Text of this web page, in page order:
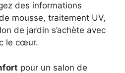
des informations
mousse, traitement UV,
de jardin s’achète avec
le cœur.
pour un salon de